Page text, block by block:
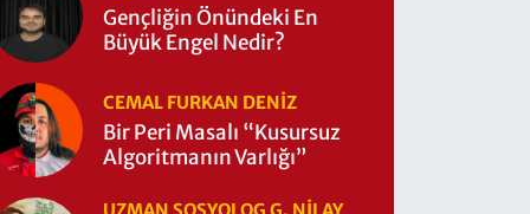
Gençliğin Önündeki En
Büyük Engel Nedir?
CEMAL FURKAN DENİZ
Bir Peri Masalı “Kusursuz
Algoritmanın Varlığı”